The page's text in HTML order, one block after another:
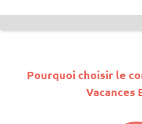
Pourquoi choisir le
Vacances